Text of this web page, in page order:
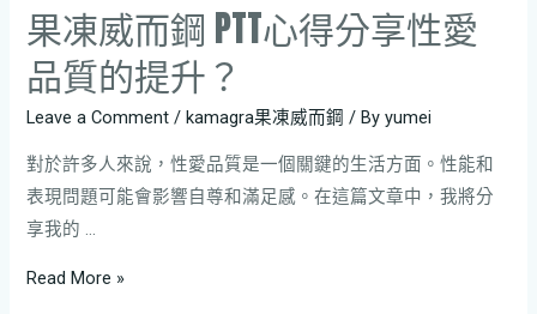
果凍威而鋼 PTT心得分享性愛
品質的提升？
Leave a Comment /kamagra果凍威而鋼 / Byyumei
對於許多人來說，性愛品質是一個關鍵的生活方面。性能和
表現問題可能會影響自尊和滿足感。在這篇文章中，我將分
享我的 …
Read More »